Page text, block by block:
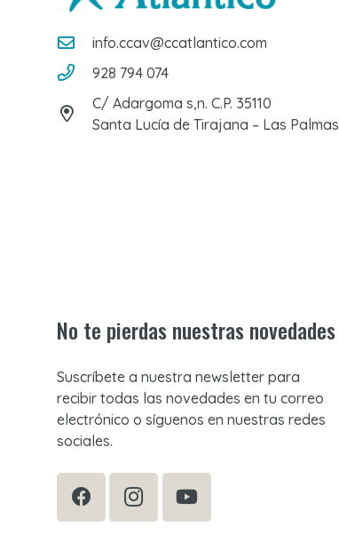
info.ccav@ccatlantico.com
928 794 074
C/ Adargoma s,n. C.P. 35110
Santa Lucía de Tirajana – Las Palmas
No te pierdas nuestras novedades
Suscríbete a nuestra newsletter para
recibir todas las novedades en tu correo
electrónico o síguenos en nuestras redes
sociales.